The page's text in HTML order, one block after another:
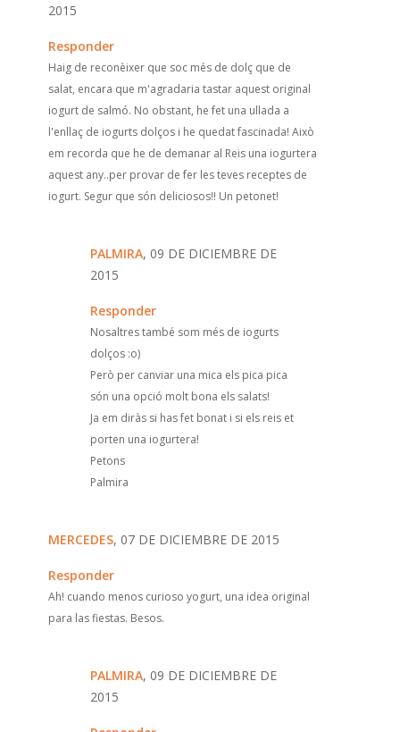
2015
Responder
Haig de reconèixer que soc més de dolç que de
salat, encara que m'agradaria tastar aquest original
iogurt de salmó. No obstant, he fet una ullada a
l'enllaç de iogurts dolços i he quedat fascinada! Això
em recorda que he de demanar al Reis una iogurtera
aquest any..per provar de fer les teves receptes de
iogurt. Segur que són deliciosos!! Un petonet!
PALMIRA, 09 DE DICIEMBRE DE
2015
Responder
Nosaltres també som més de iogurts
dolços :o)
Però per canviar una mica els pica pica
són una opció molt bona els salats!
Ja em diràs si has fet bonat i si els reis et
porten una iogurtera!
Petons
Palmira
MERCEDES, 07 DE DICIEMBRE DE 2015
Responder
Ah! cuando menos curioso yogurt, una idea original
para las fiestas. Besos.
PALMIRA, 09 DE DICIEMBRE DE
2015